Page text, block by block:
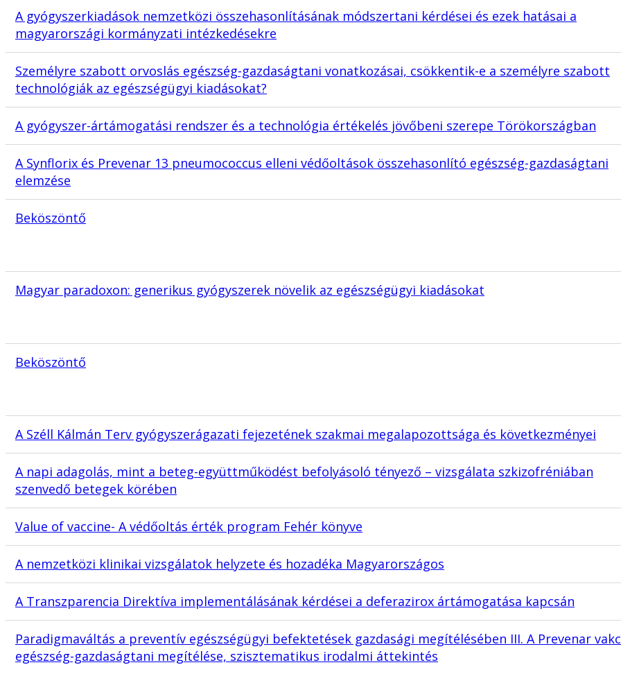
A gyógyszerkiadások nemzetközi összehasonlításának módszertani kérdései és ezek hatásai a
magyarországi kormányzati intézkedésekre
Személyre szabott orvoslás egészség-gazdaságtani vonatkozásai, csökkentik-e a személyre szabott
technológiák az egészségügyi kiadásokat?
A gyógyszer-ártámogatási rendszer és a technológia értékelés jövőbeni szerepe Törökországban
A Synflorix és Prevenar 13 pneumococcus elleni védőoltások összehasonlító egészség-gazdaságtani
elemzése
Beköszöntő
Magyar paradoxon: generikus gyógyszerek növelik az egészségügyi kiadásokat
Beköszöntő
A Széll Kálmán Terv gyógyszerágazati fejezetének szakmai megalapozottsága és következményei
A napi adagolás, mint a beteg-együttműködést befolyásoló tényező – vizsgálata szkizofréniában
szenvedő betegek körében
Value of vaccine- A védőoltás érték program Fehér könyve
A nemzetközi klinikai vizsgálatok helyzete és hozadéka Magyarországos
A Transzparencia Direktíva implementálásának kérdései a deferazirox ártámogatása kapcsán
Paradigmaváltás a preventív egészségügyi befektetések gazdasági megítélésében III. A Prevenar
egészség-gazdaságtani megítélése, szisztematikus irodalmi áttekintés